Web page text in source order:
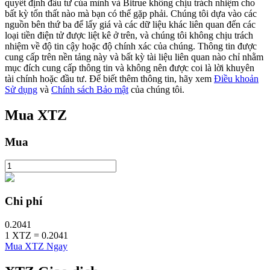
Khóa BTR
Đầu tư độc quyền cho người nắm giữ BTR
Dịch vụ vay được hỗ trợ bằng tiền điện tử
quyết định đầu tư của mình và Bitrue không chịu trách nhiệm cho
bất kỳ tổn thất nào mà bạn có thể gặp phải. Chúng tôi dựa vào các
nguồn bên thứ ba để lấy giá và các dữ liệu khác liên quan đến các
loại tiền điện tử được liệt kê ở trên, và chúng tôi không chịu trách
nhiệm về độ tin cậy hoặc độ chính xác của chúng. Thông tin được
cung cấp trên nền tảng này và bất kỳ tài liệu liên quan nào chỉ nhằm
mục đích cung cấp thông tin và không nên được coi là lời khuyên
tài chính hoặc đầu tư. Để biết thêm thông tin, hãy xem Điều khoản
Sử dụng và Chính sách Bảo mật của chúng tôi.
Mua XTZ
Mua
Chi phí
0.2041
1 XTZ = 0.2041
Mua XTZ Ngay